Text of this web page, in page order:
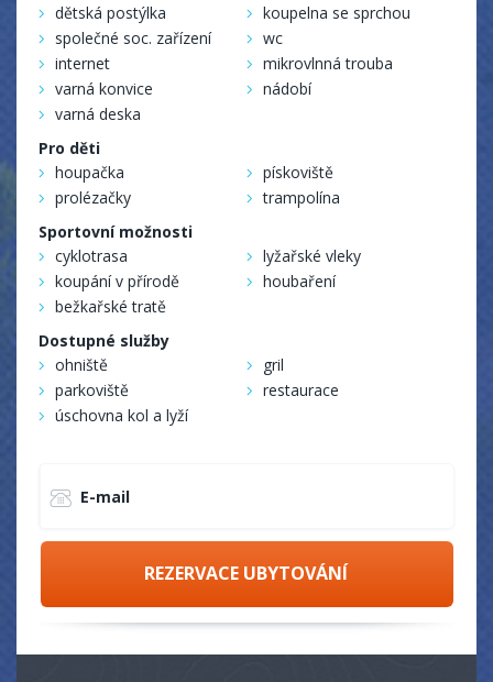
dětská postýlka
koupelna se sprchou
společné soc. zařízení
wc
internet
mikrovlnná trouba
varná konvice
nádobí
varná deska
Pro děti
houpačka
pískoviště
prolézačky
trampolína
Sportovní možnosti
cyklotrasa
lyžařské vleky
koupání v přírodě
houbaření
bežkařské tratě
Dostupné služby
ohniště
gril
parkoviště
restaurace
úschovna kol a lyží
E-mail
REZERVACE UBYTOVÁNÍ